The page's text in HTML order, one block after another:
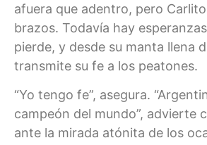
afuera que adentro, pero
brazos. Todavía hay
pierde, y desde su manta llena
transmite su fe a los peatones.
“Yo tengo fe”, asegura.
campeón del mundo”, advierte
ante la mirada atónita de los